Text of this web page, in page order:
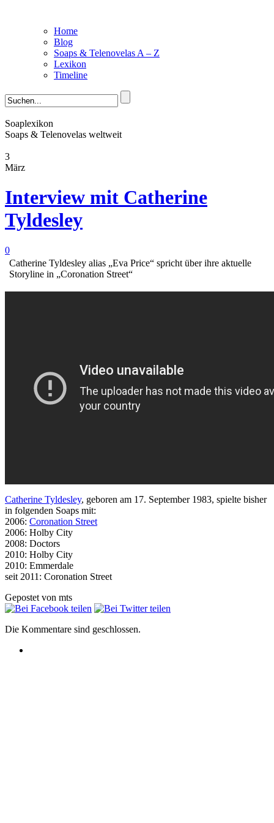
Home
Blog
Soaps & Telenovelas A – Z
Lexikon
Timeline
Soaplexikon
Soaps & Telenovelas weltweit
3
März
Interview mit Catherine
Tyldesley
0
Catherine Tyldesley alias „Eva Price“ spricht über ihre aktuelle
Storyline in „Coronation Street“
Catherine Tyldesley, geboren am 17. September 1983, spielte bisher
in folgenden Soaps mit:
2006: Coronation Street
2006: Holby City
2008: Doctors
2010: Holby City
2010: Emmerdale
seit 2011: Coronation Street
Gepostet von mts
Die Kommentare sind geschlossen.